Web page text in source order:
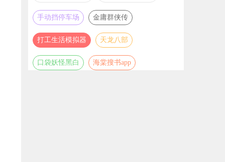
戏合集
大全
手动挡停车场
金庸群侠传
打工生活模拟器 天龙八部
口袋妖怪黑白 海棠搜书app